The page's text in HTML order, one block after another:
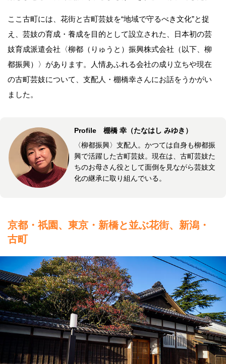
ここ古町には、花街と古町芸妓を“地域で守るべき文化”と捉
え、芸妓の育成・養成を目的として設立された、日本初の芸
妓育成派遣会社〈柳都（りゅうと）振興株式会社（以下、柳
都振興）〉があります。人情あふれる会社の成り立ちや現在
の古町芸妓について、支配人・棚橋幸さんにお話をうかがい
ました。
Profile 棚橋 幸（たなはし みゆき）
〈柳都振興〉支配人。かつては自身も柳都振
興で活躍した古町芸妓。現在は、古町芸妓た
ちのお母さん役として面倒を見ながら芸妓文
化の継承に取り組んでいる。
京都・祇園、東京・新橋と並ぶ花街、新潟・
古町